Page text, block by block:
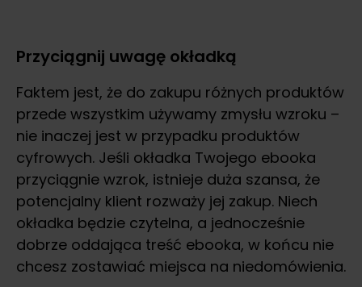
Przyciągnij uwagę okładką
Faktem jest, że do zakupu różnych produktów
przede wszystkim używamy zmysłu wzroku –
nie inaczej jest w przypadku produktów
cyfrowych. Jeśli okładka Twojego ebooka
przyciągnie wzrok, istnieje duża szansa, że
potencjalny klient rozważy jej zakup. Niech
okładka będzie czytelna, a jednocześnie
dobrze oddająca treść ebooka, w końcu nie
chcesz zostawiać miejsca na niedomówienia.